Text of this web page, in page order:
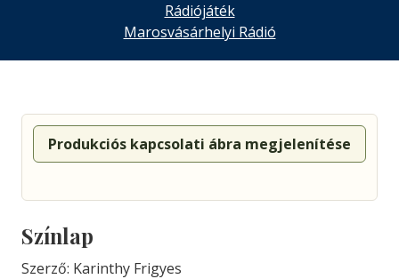
Rádiójáték
Marosvásárhelyi Rádió
Produkciós kapcsolati ábra megjelenítése
Színlap
Szerző: Karinthy Frigyes